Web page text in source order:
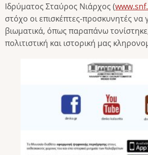
Ιδρύματος Σταύρος Νιάρχος (
στόχο οι επισκέπτες-προσκυνητές να
βιωματικά, όπως παραπάνω
πολιτιστική και ιστορική μας